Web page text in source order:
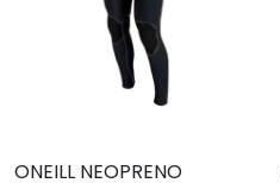
ONEILL NEOPRENO